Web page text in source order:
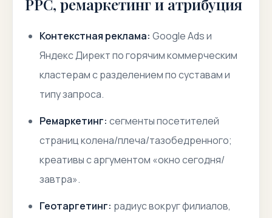
PPC, ремаркетинг и атрибуция
Контекстная реклама: Google Ads и
Яндекс Директ по горячим коммерческим
кластерам с разделением по суставам и
типу запроса.
Ремаркетинг: сегменты посетителей
страниц колена/плеча/тазобедренного;
креативы с аргументом «окно сегодня/
завтра».
Геотаргетинг: радиус вокруг филиалов,